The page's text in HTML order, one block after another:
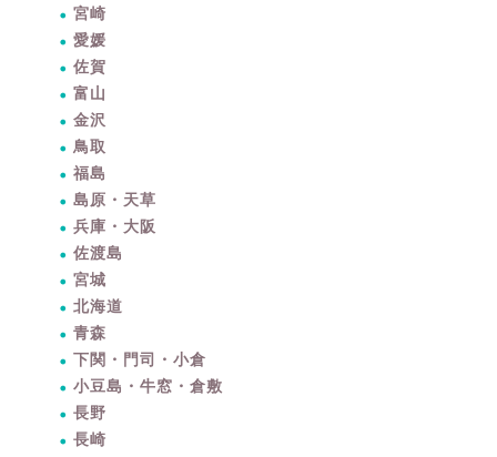
宮崎
愛媛
佐賀
富山
金沢
鳥取
福島
島原・天草
兵庫・大阪
佐渡島
宮城
北海道
青森
下関・門司・小倉
小豆島・牛窓・倉敷
長野
長崎